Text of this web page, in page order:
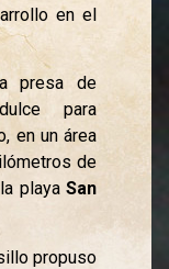
en el
presa de
para
en un área
de
playaSan
propuso